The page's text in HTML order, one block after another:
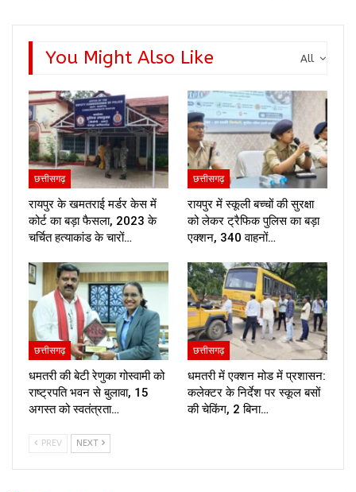
All
You Might Also Like
छत्तीसगढ़
रायपुर के खमतराई मर्डर केस में
कोर्ट का बड़ा फैसला, 2023 के
चर्चित हत्याकांड के चारों…
छत्तीसगढ़
रायपुर में स्कूली बच्चों की सुरक्षा
को लेकर ट्रैफिक पुलिस का बड़ा
एक्शन, 340 वाहनों…
छत्तीसगढ़
धमतरी की बेटी रेणुका गोस्वामी को
राष्ट्रपति भवन से बुलावा, 15
अगस्त को स्वतंत्रता…
छत्तीसगढ़
धमतरी में एक्शन मोड में प्रशासन:
कलेक्टर के निर्देश पर स्कूल बसों
की चेकिंग, 2 बिना…
PREV NEXT